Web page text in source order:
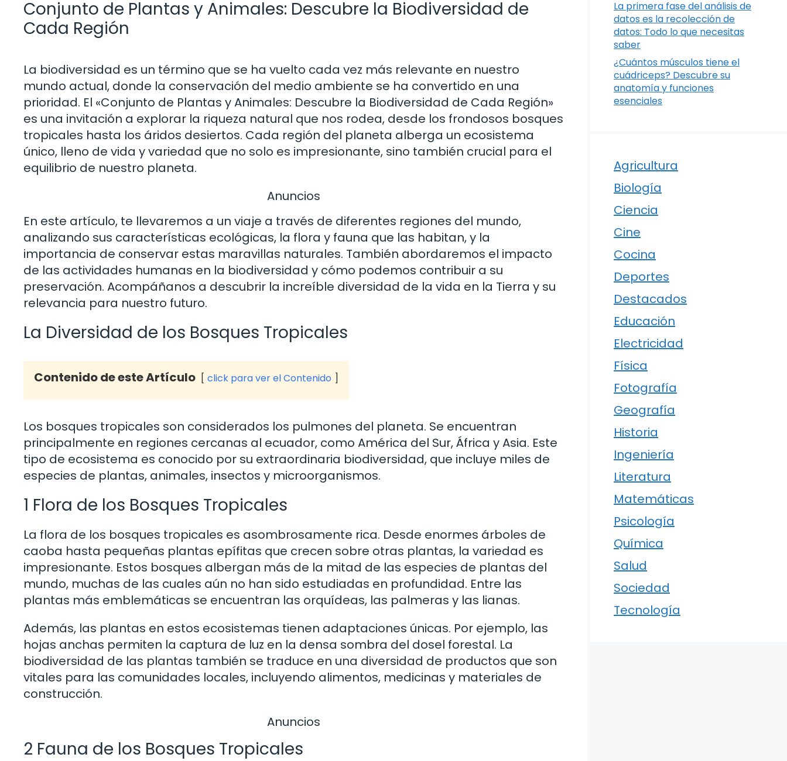
Conjunto de Plantas y Animales: Descubre la Biodiversidad de
Cada Región
La biodiversidad es un término que se ha vuelto cada vez más relevante en nuestro
mundo actual, donde la conservación del medio ambiente se ha convertido en una
prioridad. El «Conjunto de Plantas y Animales: Descubre la Biodiversidad de Cada Región»
es una invitación a explorar la riqueza natural que nos rodea, desde los frondosos bosques
tropicales hasta los áridos desiertos. Cada región del planeta alberga un ecosistema
único, lleno de vida y variedad que no solo es impresionante, sino también crucial para el
equilibrio de nuestro planeta.
Anuncios
En este artículo, te llevaremos a un viaje a través de diferentes regiones del mundo,
analizando sus características ecológicas, la flora y fauna que las habitan, y la
importancia de conservar estas maravillas naturales. También abordaremos el impacto
de las actividades humanas en la biodiversidad y cómo podemos contribuir a su
preservación. Acompáñanos a descubrir la increíble diversidad de la vida en la Tierra y su
relevancia para nuestro futuro.
La Diversidad de los Bosques Tropicales
Contenido de este Artículo click para ver el Contenido
Los bosques tropicales son considerados los pulmones del planeta. Se encuentran
principalmente en regiones cercanas al ecuador, como América del Sur, África y Asia. Este
tipo de ecosistema es conocido por su extraordinaria biodiversidad, que incluye miles de
especies de plantas, animales, insectos y microorganismos.
1 Flora de los Bosques Tropicales
La flora de los bosques tropicales es asombrosamente rica. Desde enormes árboles de
caoba hasta pequeñas plantas epífitas que crecen sobre otras plantas, la variedad es
impresionante. Estos bosques albergan más de la mitad de las especies de plantas del
mundo, muchas de las cuales aún no han sido estudiadas en profundidad. Entre las
plantas más emblemáticas se encuentran las orquídeas, las palmeras y las lianas.
Además, las plantas en estos ecosistemas tienen adaptaciones únicas. Por ejemplo, las
hojas anchas permiten la captura de luz en la densa sombra del dosel forestal. La
biodiversidad de las plantas también se traduce en una diversidad de productos que son
vitales para las comunidades locales, incluyendo alimentos, medicinas y materiales de
construcción.
Anuncios
2 Fauna de los Bosques Tropicales
La primera fase del análisis de
datos es la recolección de
datos: Todo lo que necesitas
saber
¿Cuántos músculos tiene el
cuádriceps? Descubre su
anatomía y funciones
esenciales
Agricultura
Biología
Ciencia
Cine
Cocina
Deportes
Destacados
Educación
Electricidad
Física
Fotografía
Geografía
Historia
Ingeniería
Literatura
Matemáticas
Psicología
Química
Salud
Sociedad
Tecnología